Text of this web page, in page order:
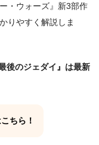
・ウォーズ』新3部作
りやすく解説しま
後のジェダイ』は最新
ちら！